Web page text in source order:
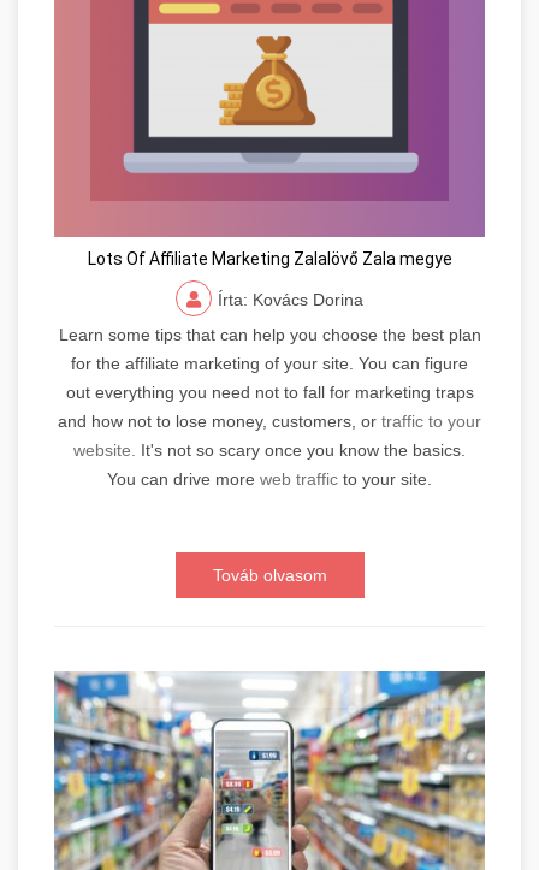
Lots Of Affiliate Marketing Zalalövő Zala megye
Írta: Kovács Dorina
Learn some tips that can help you choose the best plan
for the affiliate marketing of your site. You can figure
out everything you need not to fall for marketing traps
and how not to lose money, customers, or traffic to your
website.
It's not so scary once you know the basics.
You can drive more web traffic to your site.
Továb olvasom